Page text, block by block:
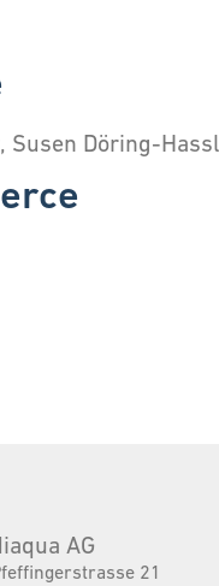
Susen Döring-
AG
21